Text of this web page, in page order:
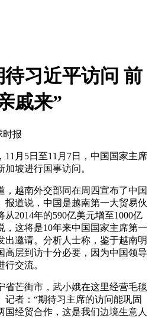
习近平访问 前
戚来”
时报
月5日至11月7日，中国国家主席
坡进行国事访问。
越南外交部同在周四宣布了中国
报道说，中国是越南第一大贸易伙
2014年的590亿美元增至1000亿
，这将是10年来中国国家主席第一
出邀请。分析人士称，鉴于越南明
高层到访十分必要，因为中国领导
交流。
芒街市，武小娥在这里经营毛毯
者：“期待习主席的访问能巩固
国经贸合作，这是我们边境生意人